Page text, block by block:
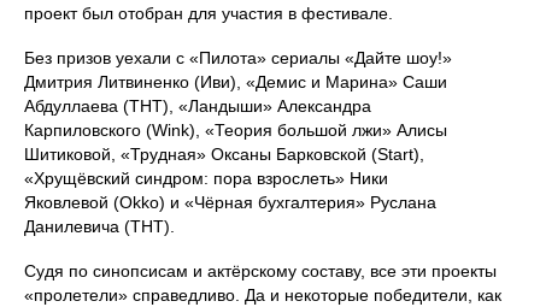
проект был отобран для участия в фестивале.
Без призов уехали с «Пилота» сериалы «Дайте шоу!»
Дмитрия Литвиненко (Иви), «Демис и Марина» Саши
Абдуллаева (ТНТ), «Ландыши» Александра
Карпиловского (Wink), «Теория большой лжи» Алисы
Шитиковой, «Трудная» Оксаны Барковской (Start),
«Хрущёвский синдром: пора взрослеть» Ники
Яковлевой (Okko) и «Чёрная бухгалтерия» Руслана
Данилевича (ТНТ).
Судя по синопсисам и актёрскому составу, все эти проекты
«пролетели» справедливо. Да и некоторые победители, как